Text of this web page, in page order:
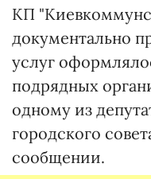
КП
документально
услуг
подрядных
одному из
городского
сообщении.